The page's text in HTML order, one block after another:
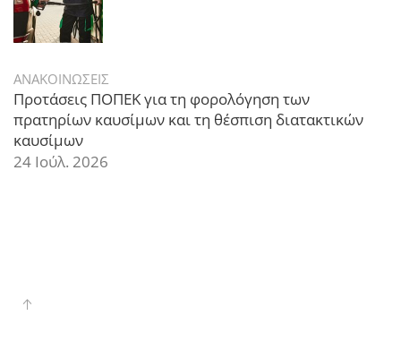
ΑΝΑΚΟΙΝΩΣΕΙΣ
Προτάσεις ΠΟΠΕΚ για τη φορολόγηση των
πρατηρίων καυσίμων και τη θέσπιση διατακτικών
καυσίμων
24 Ιούλ. 2026